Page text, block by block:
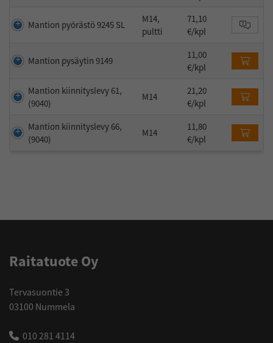
Mantion pyörästö 9245 SL
M14,
pultti
71,10
€/kpl
Mantion pysäytin 9149
11,00
€/kpl
Mantion kiinnityslevy 61,
(9040)
M14
21,20
€/kpl
Mantion kiinnityslevy 66,
(9040)
M14
11,80
€/kpl
Raitatuote Oy
Tervasuontie 3
03100 Nummela
010 281 4114